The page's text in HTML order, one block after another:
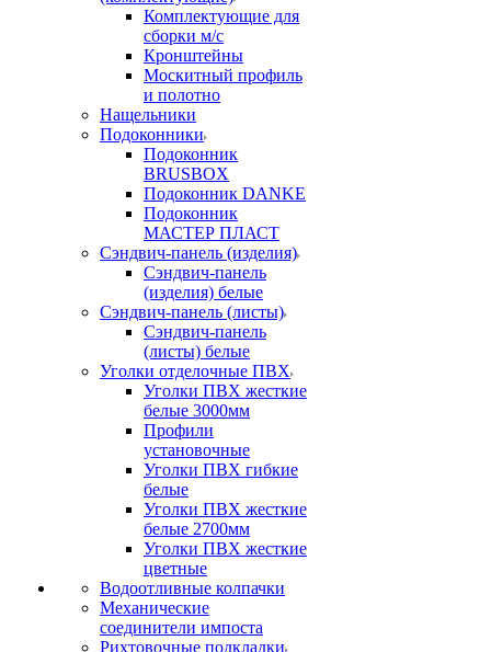
Комплектующие для
сборки м/с
Кронштейны
Москитный профиль
и полотно
Нащельники
Подоконники
Подоконник
BRUSBOX
Подоконник DANKE
Подоконник
МАСТЕР ПЛАСТ
Сэндвич-панель (изделия)
Сэндвич-панель
(изделия) белые
Сэндвич-панель (листы)
Сэндвич-панель
(листы) белые
Уголки отделочные ПВХ
Уголки ПВХ жесткие
белые 3000мм
Профили
установочные
Уголки ПВХ гибкие
белые
Уголки ПВХ жесткие
белые 2700мм
Уголки ПВХ жесткие
цветные
Водоотливные колпачки
Механические
соединители импоста
Рихтовочные подкладки